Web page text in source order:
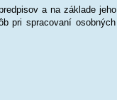
a na základe
pri spracovaní